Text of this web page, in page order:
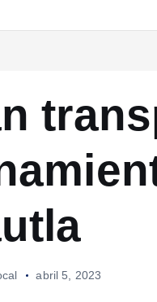
abril 5, 2023